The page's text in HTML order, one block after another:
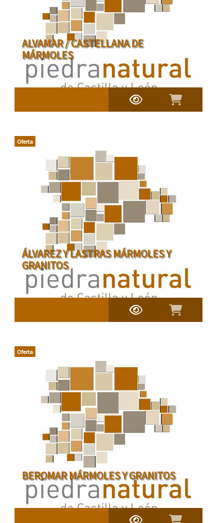
ALVAMAR / CASTELLANA DE
MÁRMOLES
Oferta
ÁLVAREZ Y LASTRAS MÁRMOLES Y
GRANITOS
Oferta
BEROMAR MÁRMOLES Y GRANITOS